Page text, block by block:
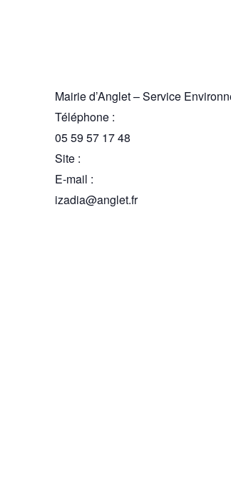
Mairie d’Anglet – Service
Téléphone :
05 59 57 17 48
Site :
E-mail :
izadia@anglet.fr